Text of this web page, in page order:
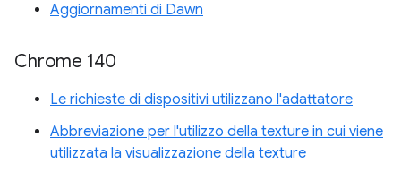
Aggiornamenti di Dawn
Chrome 140
Le richieste di dispositivi utilizzano l'adattatore
Abbreviazione per l'utilizzo della texture in cui viene
utilizzata la visualizzazione della texture